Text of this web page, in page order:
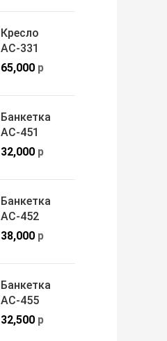
Кресло
АС-331
65,000р
Банкетка
АС-451
32,000р
Банкетка
АС-452
38,000р
Банкетка
АС-455
32,500р